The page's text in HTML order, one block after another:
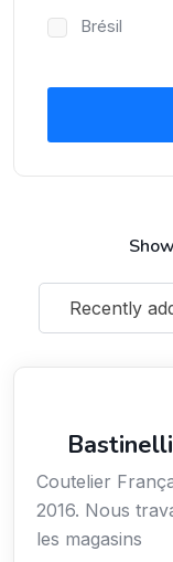
Recently
Coutelier
2016. Nous
les magasins
Brésil